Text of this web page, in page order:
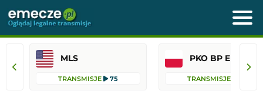
MLS
TRANSMISJE 75 TRANSMISJE